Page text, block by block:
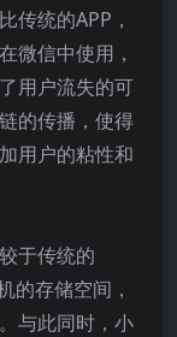
传统的APP，
微信中使用，
用户流失的可
的传播，使得
用户的粘性和
于传统的
的存储空间，
与此同时，小